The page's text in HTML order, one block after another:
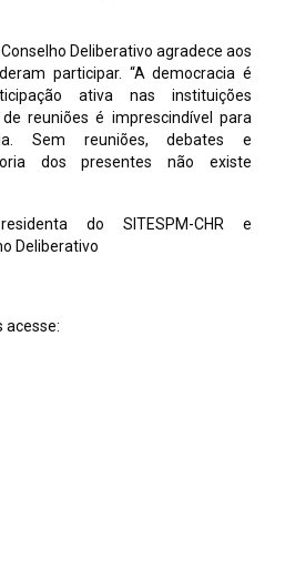
Deliberativo agradece aos
participar. “A democracia é
ativa nas instituições
reuniões é imprescindível para
Sem reuniões, debates e
dos presentes não existe
do SITESPM-CHR e
Deliberativo
acesse: